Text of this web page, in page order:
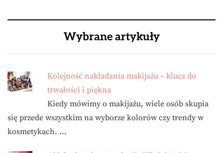
Wybrane artykuły
Kolejność nakładania makijażu – klucz do
trwałości i piękna
Kiedy mówimy o makijażu, wiele osób skupia
się przede wszystkim na wyborze kolorów czy trendy w
kosmetykach. …